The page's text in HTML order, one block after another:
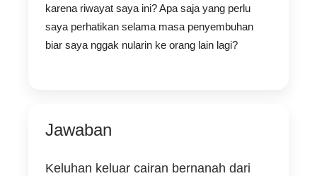
karena riwayat saya ini? Apa saja yang perlu
saya perhatikan selama masa penyembuhan
biar saya nggak nularin ke orang lain lagi?
Jawaban
Keluhan keluar cairan bernanah dari